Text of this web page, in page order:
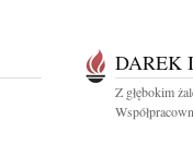
DAREK
Z głębokim